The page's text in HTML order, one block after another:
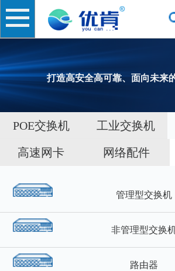
打造高安全高可靠、面向未来
POE交换机 工业交换机
高速网卡 网络配件
管理型交换机
非管理型交换
路由器